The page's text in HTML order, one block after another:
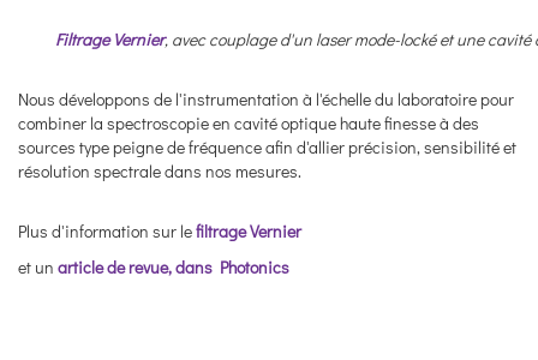
Filtrage Vernier, avec couplage d'un laser mode-locké et une
Nous développons de l'instrumentation à l'échelle du laboratoire pour
combiner la spectroscopie en cavité optique haute finesse à des
sources type peigne de fréquence afin d'allier précision, sensibilité et
résolution spectrale dans nos mesures.
Plus d'information sur lefiltrage Vernier
et un article de revue, dans Photonics